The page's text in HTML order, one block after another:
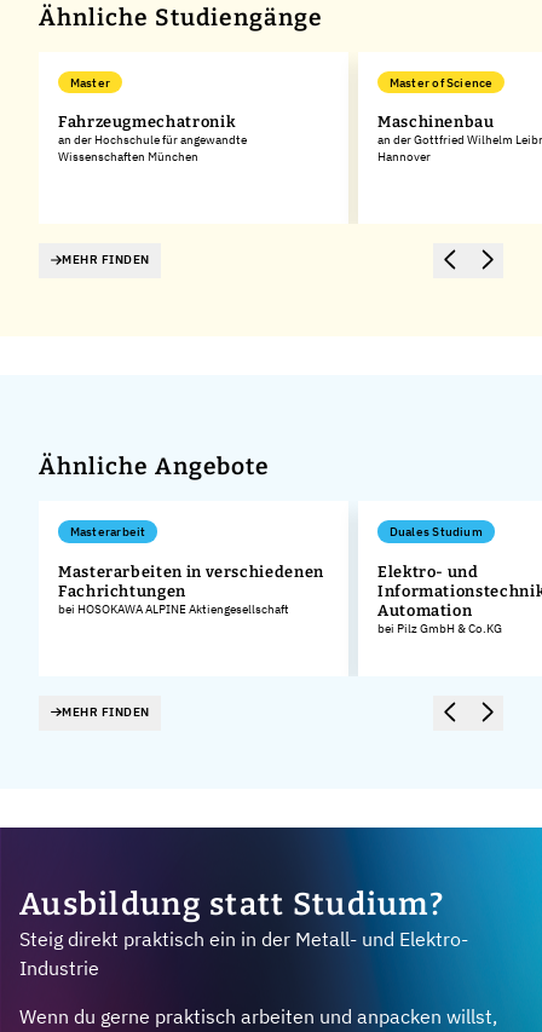
Ähnliche Studiengänge
Master
Fahrzeugmechatronik
an der Hochschule für angewandte
Wissenschaften München
Master of Science
Maschinenbau
an der Gottfried Wilhelm
Hannover
MEHR FINDEN
Ähnliche Angebote
Masterarbeit
Masterarbeiten in verschiedenen
Fachrichtungen
bei HOSOKAWA ALPINE Aktiengesellschaft
Duales Studium
Elektro- und
Automation
bei Pilz GmbH & Co.KG
MEHR FINDEN
Ausbildung statt Studium?
Steig direkt praktisch ein in der Metall- und Elektro-
Industrie
Wenn du gerne praktisch arbeiten und anpacken willst,